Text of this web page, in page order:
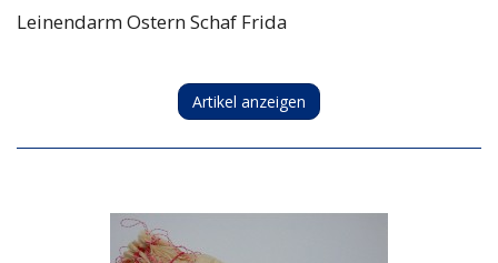
Leinendarm Ostern Schaf Frida
Artikel anzeigen